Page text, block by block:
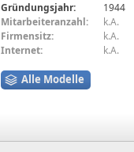
Gründungsjahr:
1944
Mitarbeiteranzahl:
k.A.
Firmensitz:
k.A.
Internet:
k.A.
Alle Modelle